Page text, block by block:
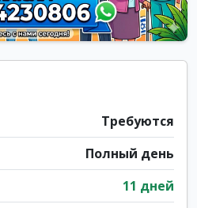
Требуются
Полный день
11 дней